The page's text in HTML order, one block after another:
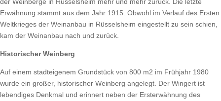
Erwähnung stammt aus dem Jahr 1915. Obwohl im Verlauf des Ersten
Weltkrieges der Weinanbau in Rüsselsheim eingestellt zu sein schien,
kam der Weinanbau nach und zurück.
Historischer Weinberg
Auf einem stadteigenem Grundstück von 800 m2 im Frühjahr 1980
wurde ein großer, historischer Weinberg angelegt. Der Wingert ist
lebendiges Denkmal und erinnert neben der Ersterwähnung des